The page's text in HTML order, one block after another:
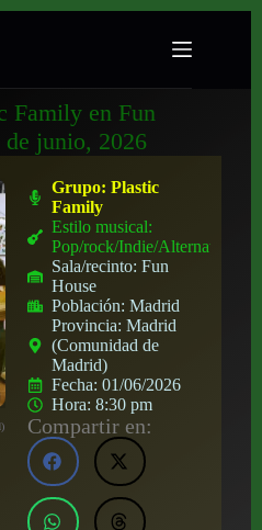
Family en Fun
de junio, 2026
Grupo:Plastic
Family
Estilo musical:
Pop/rock/Indie/Alternativo
Sala/recinto:Fun
House
Población:Madrid
Provincia:Madrid
(Comunidad de
Madrid)
Fecha:01/06/2026
Hora:8:30 pm
Compartir en: